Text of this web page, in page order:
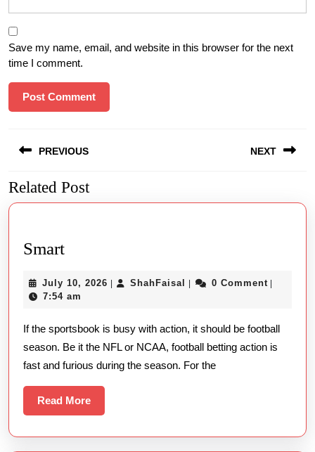
Save my name, email, and website in this browser for the next
time I comment.
navigation
PREVIOUS
Previous
post:
NEXT
post:
Related Post
SmartSmart
July 10, 2026 July
| ShahFaisal ShahFaisal
| 0 Comment |
7:54 am
If the sportsbook is busy with action, it should be football
season. Be it the NFL or NCAA, football betting action is
fast and furious during the season. For the
Read MoreRead
More